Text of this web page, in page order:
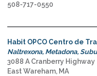
508-717-0550
Habit OPCO Centro de
Naltrexona, Metadona,
3088 A Cranberry Highway
East Wareham, MA